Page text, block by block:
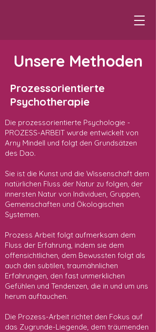
Unsere Methoden
Prozessorientierte
Psychotherapie
Die prozessorientierte Psychologie -
PROZESS-ARBEIT wurde entwickelt von
Arny Mindell und folgt den Grundsätzen
des Dao.
Sie ist die Kunst und die Wissenschaft dem
natürlichen Fluss der Natur zu folgen, der
innersten Natur von Individuen, Gruppen,
Gemeinschaften und Ökologischen
Systemen.
Prozess Arbeit folgt aufmerksam dem
Fluss der Erfahrung, indem sie dem
offensichtlichen, dem Bewussten folgt als
auch den subtilen, traumähnlichen
Erfahrungen, den fast unmerklichen
Gefühlen und Tendenzen, die in und um uns
herum auftauchen.
Die Prozess-Arbeit richtet den Fokus auf
das Zugrunde-Liegende, dem träumenden